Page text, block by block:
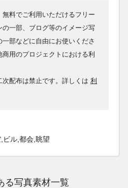
料でご利用いただけるフリー
一部、ブログ等のイメージ写
部などに自由にお使いくださ
用のプロジェクトにおける利
配布は禁止です。詳しくは 利
ビル,都会,眺望
る写真素材一覧